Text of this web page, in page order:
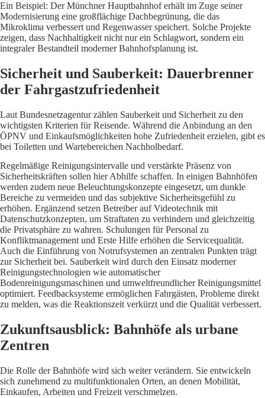
Ein Beispiel: Der Münchner Hauptbahnhof erhält im Zuge seiner
Modernisierung eine großflächige Dachbegrünung, die das
Mikroklima verbessert und Regenwasser speichert. Solche Projekte
zeigen, dass Nachhaltigkeit nicht nur ein Schlagwort, sondern ein
integraler Bestandteil moderner Bahnhofsplanung ist.
Sicherheit und Sauberkeit: Dauerbrenner
der Fahrgastzufriedenheit
Laut Bundesnetzagentur zählen Sauberkeit und Sicherheit zu den
wichtigsten Kriterien für Reisende. Während die Anbindung an den
ÖPNV und Einkaufsmöglichkeiten hohe Zufriedenheit erzielen, gibt es
bei Toiletten und Wartebereichen Nachholbedarf.
Regelmäßige Reinigungsintervalle und verstärkte Präsenz von
Sicherheitskräften sollen hier Abhilfe schaffen. In einigen Bahnhöfen
werden zudem neue Beleuchtungskonzepte eingesetzt, um dunkle
Bereiche zu vermeiden und das subjektive Sicherheitsgefühl zu
erhöhen. Ergänzend setzen Betreiber auf Videotechnik mit
Datenschutzkonzepten, um Straftaten zu verhindern und gleichzeitig
die Privatsphäre zu wahren. Schulungen für Personal zu
Konfliktmanagement und Erste Hilfe erhöhen die Servicequalität.
Auch die Einführung von Notrufsystemen an zentralen Punkten trägt
zur Sicherheit bei. Sauberkeit wird durch den Einsatz moderner
Reinigungstechnologien wie automatischer
Bodenreinigungsmaschinen und umweltfreundlicher Reinigungsmittel
optimiert. Feedbacksysteme ermöglichen Fahrgästen, Probleme direkt
zu melden, was die Reaktionszeit verkürzt und die Qualität verbessert.
Zukunftsausblick: Bahnhöfe als urbane
Zentren
Die Rolle der Bahnhöfe wird sich weiter verändern. Sie entwickeln
sich zunehmend zu multifunktionalen Orten, an denen Mobilität,
Einkaufen, Arbeiten und Freizeit verschmelzen.